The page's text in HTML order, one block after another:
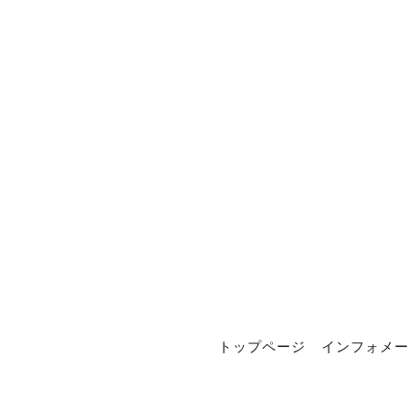
トップページ インフォメ